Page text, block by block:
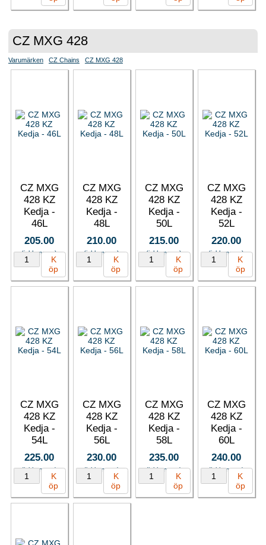
CZ MXG 428
Varumärken CZ Chains CZ MXG 428
CZ MXG
428 KZ
Kedja -
46L
205.00
(inkl. moms)
K
öp
CZ MXG
428 KZ
Kedja -
48L
210.00
(inkl. moms)
K
öp
CZ MXG
428 KZ
Kedja -
50L
215.00
(inkl. moms)
K
öp
CZ MXG
428 KZ
Kedja -
52L
220.00
(inkl. moms)
K
öp
CZ MXG
428 KZ
Kedja -
54L
225.00
(inkl. moms)
K
öp
CZ MXG
428 KZ
Kedja -
56L
230.00
(inkl. moms)
K
öp
CZ MXG
428 KZ
Kedja -
58L
235.00
(inkl. moms)
K
öp
CZ MXG
428 KZ
Kedja -
60L
240.00
(inkl. moms)
K
öp